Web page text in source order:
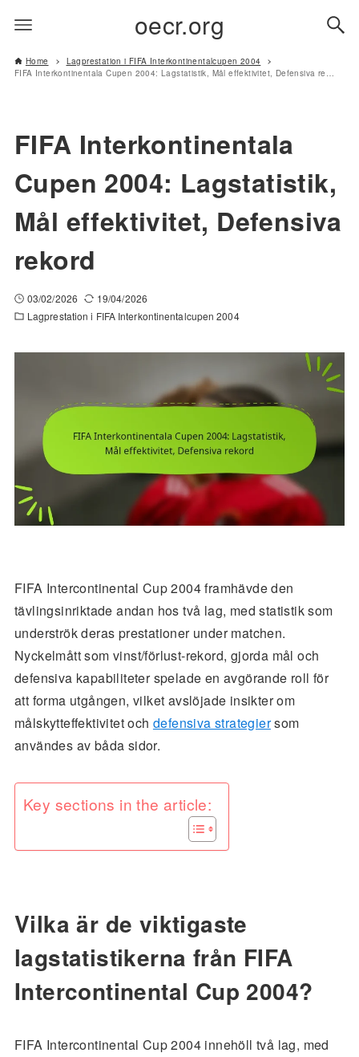
oecr.org
Home
Lagprestation i FIFA Interkontinentalcupen 2004
FIFA Interkontinentala Cupen 2004: Lagstatistik, Mål effektivitet, Defensiva rekord
FIFA Interkontinentala
Cupen 2004: Lagstatistik,
Mål effektivitet, Defensiva
rekord
03/02/2026
19/04/2026
Lagprestation i FIFA Interkontinentalcupen 2004
FIFA Intercontinental Cup 2004 framhävde den
tävlingsinriktade andan hos två lag, med statistik som
underströk deras prestationer under matchen.
Nyckelmått som vinst/förlust-rekord, gjorda mål och
defensiva kapabiliteter spelade en avgörande roll för
att forma utgången, vilket avslöjade insikter om
målskytteffektivitet och defensiva strategiersom
användes av båda sidor.
Key sections in the article:
Vilka är de viktigaste
lagstatistikerna från FIFA
Intercontinental Cup 2004?
FIFA Intercontinental Cup 2004 innehöll två lag, med